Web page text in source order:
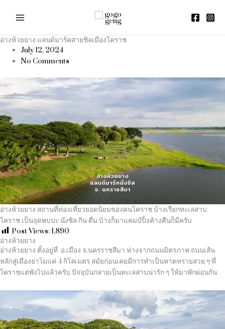
อ่างห้วยยาง แลนด์มาร์คสายชิลเมืองโคราช
July 12, 2024
No Comments
อ่างห้วยยาง สถานที่ท่องเที่ยวยอดนิยมของคนโคราช บ้างเรียกทะเลสาบ
โคราช เป็นจุดพบปะ นั่งชิล กิน ดื่ม บ้างก็มาแคมป์ปิ้งค้างคืนก็มีครับ
Post Views: 1,890
อ่างห้วยยาง
อ่างห้วยยาง ตั้งอยู่ที่ อ.เมือง จ.นครราชสีมา ห่างจากถนนมิตรภาพ ถนนเส้น
หลักสู่เมืองย่าโมแค่ 4 กิโลเมตร สมัยก่อนเคยมีการทำเป็นหาดทรายสวย ๆ ที่
โคราชแต่พังไปแล้วครับ ปัจจุบันกลายเป็นทะเลสาบน่ารัก ๆ ให้มาพักผ่อนกัน